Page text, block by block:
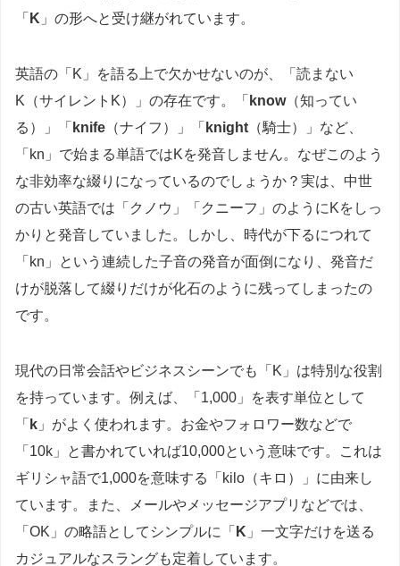
「 K 」の形へと受け継がれています。
英語の「K」を語る上で欠かせないのが、「読まない
K（サイレントK）」の存在です。「 know（知ってい
る）」「 knife （ナイフ）」「 knight （騎士）」など、
「kn」で始まる単語ではKを発音しません。なぜこのよう
な非効率な綴りになっているのでしょうか？実は、中世
の古い英語では「クノウ」「クニーフ」のようにKをしっ
かりと発音していました。しかし、時代が下るにつれて
「kn」という連続した子音の発音が面倒になり、発音だ
けが脱落して綴りだけが化石のように残ってしまったの
です。
現代の日常会話やビジネスシーンでも「K」は特別な役割
を持っています。例えば、「1,000」を表す単位として
「 k 」がよく使われます。お金やフォロワー数などで
「10k」と書かれていれば10,000という意味です。これは
ギリシャ語で1,000を意味する「kilo（キロ）」に由来し
ています。また、メールやメッセージアプリなどでは、
「OK」の略語としてシンプルに「 K 」一文字だけを送る
カジュアルなスラングも定着しています。